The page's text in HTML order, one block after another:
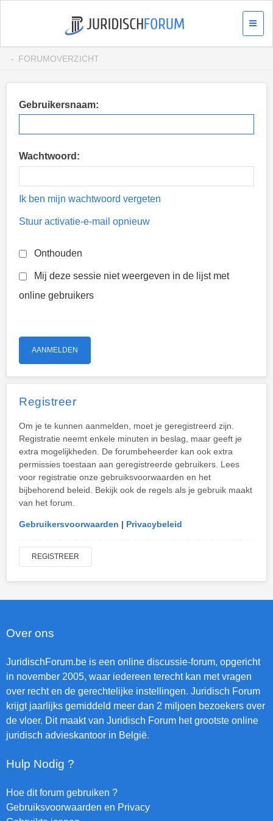
FORUMOVERZICHT
Gebruikersnaam:
Wachtwoord:
Ik ben mijn wachtwoord vergeten
Stuur activatie-e-mail opnieuw
Onthouden
Mij deze sessie niet weergeven in de lijst met
online gebruikers
Registreer
Om je te kunnen aanmelden, moet je geregistreerd zijn.
Registratie neemt enkele minuten in beslag, maar geeft je
extra mogelijkheden. De forumbeheerder kan ook extra
permissies toestaan aan geregistreerde gebruikers. Lees
voor registratie onze gebruiksvoorwaarden en het
bijbehorend beleid. Bekijk ook de regels als je gebruik maakt
van het forum.
Gebruikersvoorwaarden | Privacybeleid
REGISTREER
Over ons
JuridischForum.be is een online discussie-forum, opgericht
in november 2005, waar iedereen terecht kan met vragen
over recht en de gerechtelijke instellingen. Juridisch Forum
krijgt jaarlijks gemiddeld meer dan 2 miljoen bezoekers over
de vloer. Dit maakt van Juridisch Forum het grootste online
juridisch advieskantoor in België.
Hulp Nodig ?
Hoe dit forum gebruiken ?
Gebruiksvoorwaarden en Privacy